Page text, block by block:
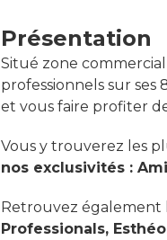
Présentation
Situé zone
professionnels sur ses
et vous faire profiter
Vous y trouverez les
nos exclusivités :
Retrouvez également
Professionals,